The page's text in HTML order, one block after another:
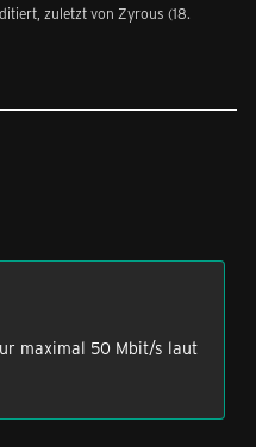
zuletzt von Zyrous (18.
maximal 50 Mbit/s laut